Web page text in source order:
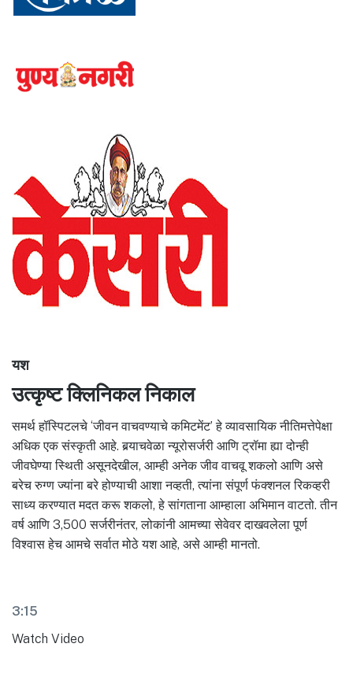
यश
उत्कृष्ट क्लिनिकल निकाल
समर्थ हॉस्पिटलचे ‘जीवन वाचवण्याचे कमिटमेंट’ हे व्यावसायिक नीतिमत्तेपेक्षा
अधिक एक संस्कृती आहे. बर्‍याचवेळा न्यूरोसर्जरी आणि ट्रॉमा ह्या दोन्ही
जीवघेण्या स्थिती असूनदेखील, आम्ही अनेक जीव वाचवू शकलो आणि असे
बरेच रुग्ण ज्यांना बरे होण्याची आशा नव्हती, त्यांना संपूर्ण फंक्शनल रिकव्हरी
साध्य करण्यात मदत करू शकलो, हे सांगताना आम्हाला अभिमान वाटतो. तीन
वर्ष आणि 3,500 सर्जरीनंतर, लोकांनी आमच्या सेवेवर दाखवलेला पूर्ण
विश्वास हेच आमचे सर्वात मोठे यश आहे, असे आम्ही मानतो.
3:15
Watch Video